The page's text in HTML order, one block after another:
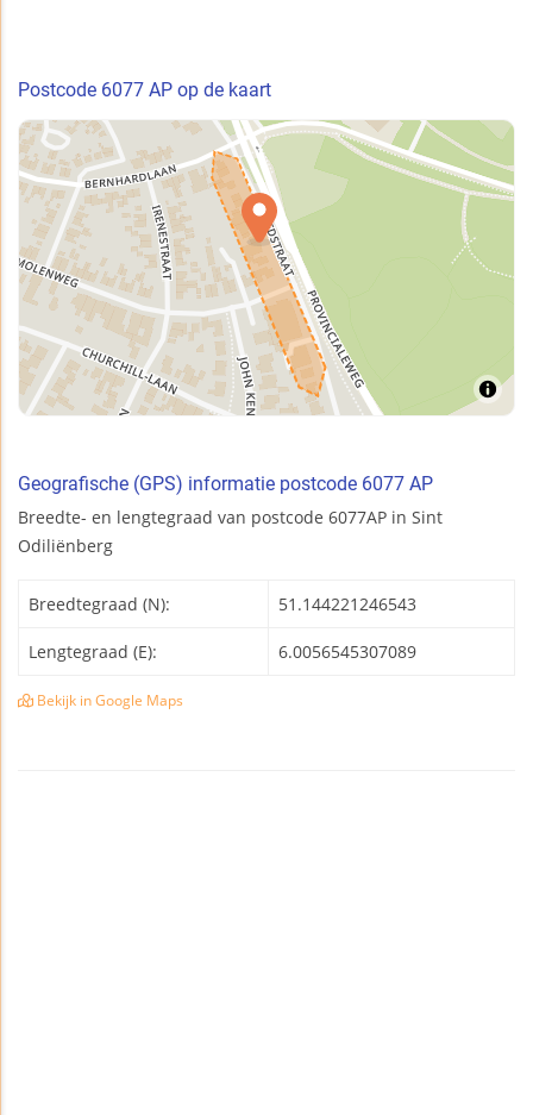
Postcode 6077 AP op de kaart
Geografische (GPS) informatie postcode 6077 AP
Breedte- en lengtegraad van postcode 6077AP in Sint
Odiliënberg
Breedtegraad (N): 51.144221246543
Lengtegraad (E): 6.0056545307089
Bekijk in Google Maps